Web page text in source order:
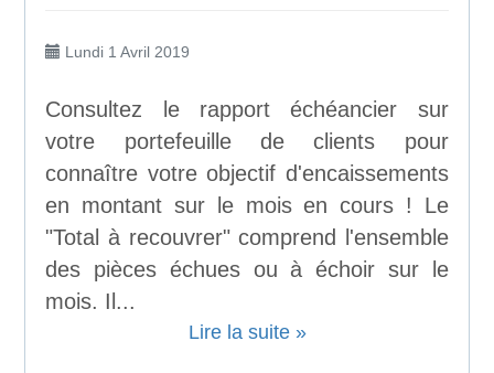
Lundi 1 Avril 2019
Consultez le rapport échéancier sur
votre portefeuille de clients pour
connaître votre objectif d'encaissements
en montant sur le mois en cours ! Le
"Total à recouvrer" comprend l'ensemble
des pièces échues ou à échoir sur le
mois. Il...
Lire la suite »